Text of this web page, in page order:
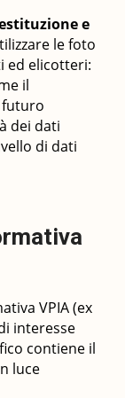
e
le foto
ed elicotteri:
il
dei dati
di dati
VPIA (ex
interesse
contiene il
luce